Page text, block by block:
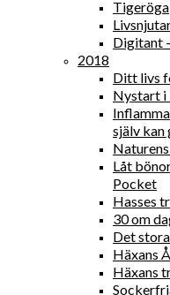
Tigeröga
Digitant
2018
Ditt livs
Nystart i
själv kan
Låt
Pocket
Hasses
30 om
Det
Häxans
Häxans